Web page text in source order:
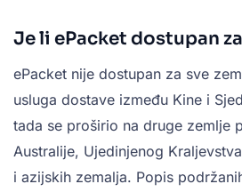
Je li ePacket dostupan
ePacket nije dostupan za sve
usluga dostave između Kine i
tada se proširio na druge zemlje
Australije, Ujedinjenog
i azijskih zemalja. Popis